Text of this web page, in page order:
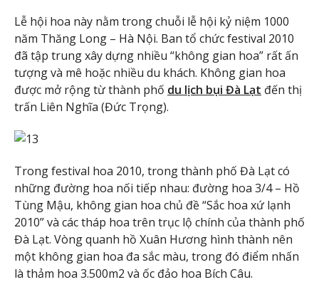
Lễ hội hoa này nằm trong chuỗi lễ hội kỷ niệm 1000
năm Thăng Long – Hà Nội. Ban tổ chức festival 2010
đã tập trung xây dựng nhiều “không gian hoa” rất ấn
tượng và mê hoặc nhiều du khách. Không gian hoa
được mở rộng từ thành phố du lịch bụi Đà Lạt đến thị
trấn Liên Nghĩa (Đức Trọng).
Trong festival hoa 2010, trong thành phố Đà Lạt có
những đường hoa nối tiếp nhau: đường hoa 3/4 – Hồ
Tùng Mậu, không gian hoa chủ đề “Sắc hoa xứ lạnh
2010” và các tháp hoa trên trục lộ chính của thành phố
Đà Lạt. Vòng quanh hồ Xuân Hương hình thành nên
một không gian hoa đa sắc màu, trong đó điểm nhấn
là thảm hoa 3.500m2 và ốc đảo hoa Bích Câu.